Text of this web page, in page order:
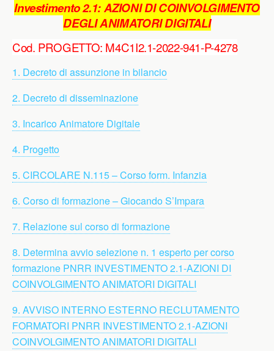
Investimento 2.1: AZIONI DI COINVOLGIMENTO
DEGLI ANIMATORI DIGITALI
Cod. PROGETTO: M4C1I2.1-2022-941-P-4278
1. Decreto di assunzione in bilancio
2. Decreto di disseminazione
3. Incarico Animatore Digitale
4. Progetto
5. CIRCOLARE N.115 – Corso form. Infanzia
6. Corso di formazione – Giocando S’Impara
7. Relazione sul corso di formazione
8. Determina avvio selezione n. 1 esperto per corso
formazione PNRR INVESTIMENTO 2.1-AZIONI DI
COINVOLGIMENTO ANIMATORI DIGITALI
9. AVVISO INTERNO ESTERNO RECLUTAMENTO
FORMATORI PNRR INVESTIMENTO 2.1-AZIONI
COINVOLGIMENTO ANIMATORI DIGITALI